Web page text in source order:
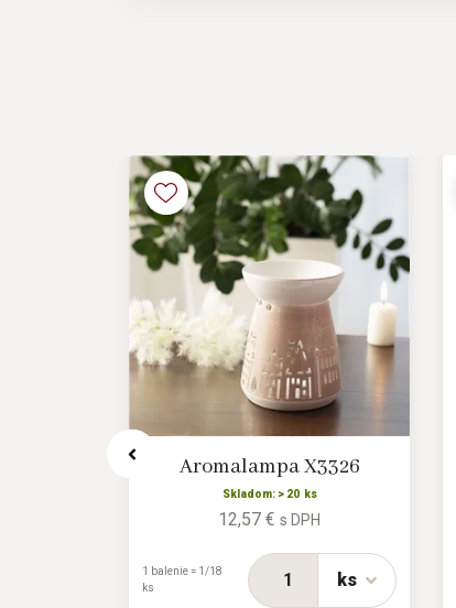
Aromalampa X3326
Skladom: > 20 ks
12,57 € s DPH
ks
1 balenie = 1/18
ks